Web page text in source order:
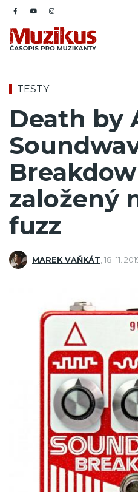
TESTY
Death by
založený
fuzz
MAREK VAŇKÁT 18. 11.